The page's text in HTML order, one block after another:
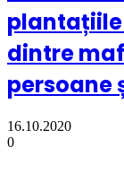
plantațiile
dintre
persoane
16.10.2020
0